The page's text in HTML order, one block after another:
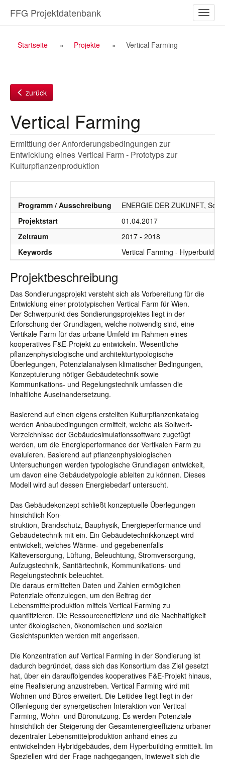
Inhalt
ein-/
FFG Projektdatenbank
Breadcrumb
Startseite Projekte Vertical Farming
zurück
Vertical Farming
Ermittlung der Anforderungsbedingungen zur
Entwicklung eines Vertical Farm - Prototyps zur
Kulturpflanzenproduktion
Programm / Ausschreibung
ENERGIE DER ZUKUNFT,
Projektstart
01.04.2017
Zeitraum
2017 - 2018
Keywords
Vertical Farming -
Projektbeschreibung
Das Sondierungsprojekt versteht sich als Vorbereitung für die
Entwicklung einer prototypischen Vertical Farm für Wien.
Der Schwerpunkt des Sondierungsprojektes liegt in der
Erforschung der Grundlagen, welche notwendig sind, eine
Vertikale Farm für das urbane Umfeld im Rahmen eines
kooperatives F&E-Projekt zu entwickeln. Wesentliche
pflanzenphysiologische und architekturtypologische
Überlegungen, Potenzialanalysen klimatischer Bedingungen,
Konzeptuierung nötiger Gebäudetechnik sowie
Kommunikations- und Regelungstechnik umfassen die
inhaltliche Auseinandersetzung.
Basierend auf einen eigens erstellten Kulturpflanzenkatalog
werden Anbaubedingungen ermittelt, welche als Sollwert-
Verzeichnisse der Gebäudesimulationssoftware zugefügt
werden, um die Energieperformance der Vertikalen Farm zu
evaluieren. Basierend auf pflanzenphysiologischen
Untersuchungen werden typologische Grundlagen entwickelt,
um davon eine Gebäudetypologie ableiten zu können. Dieses
Modell wird auf dessen Energiebedarf untersucht.
Das Gebäudekonzept schließt konzeptuelle Überlegungen
hinsichtlich Kon-
struktion, Brandschutz, Bauphysik, Energieperformance und
Gebäudetechnik mit ein. Ein Gebäudetechnikkonzept wird
entwickelt, welches Wärme- und gegebenenfalls
Kälteversorgung, Lüftung, Beleuchtung, Stromversorgung,
Aufzugstechnik, Sanitärtechnik, Kommunikations- und
Regelungstechnik beleuchtet.
Die daraus ermittelten Daten und Zahlen ermöglichen
Potenziale offenzulegen, um den Beitrag der
Lebensmittelproduktion mittels Vertical Farming zu
quantifizieren. Die Ressourceneffizienz und die Nachhaltigkeit
unter ökologischen, ökonomischen und sozialen
Gesichtspunkten werden mit angerissen.
Die Konzentration auf Vertical Farming in der Sondierung ist
dadurch begründet, dass sich das Konsortium das Ziel gesetzt
hat, über ein darauffolgendes kooperatives F&E-Projekt hinaus,
eine Realisierung anzustreben. Vertical Farming wird mit
Wohnen und Büros erweitert. Die Leitidee liegt liegt in der
Offenlegung der synergetischen Interaktion von Vertical
Farming, Wohn- und Büronutzung. Es werden Potenziale
hinsichtlich der Steigerung der Gesamtenergieeffizienz urbaner
dezentraler Lebensmittelproduktion anhand eines zu
entwickelnden Hybridgebäudes, dem Hyperbuilding ermittelt. Im
Speziellen wird der Frage nachgegangen, inwieweit sich die